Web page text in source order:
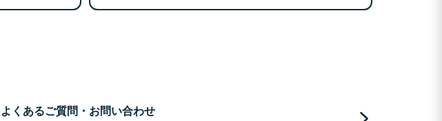
よくあるご質問・お問い合わせ